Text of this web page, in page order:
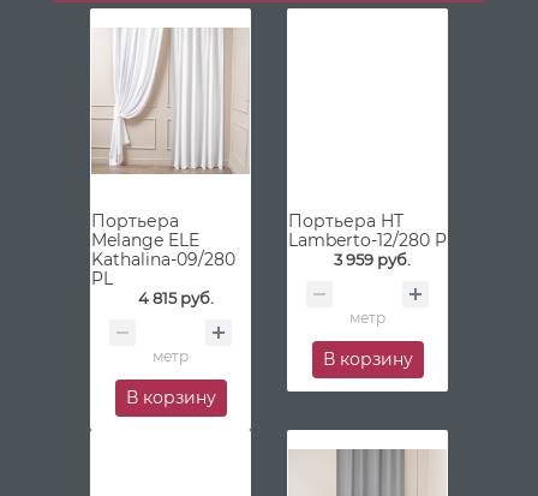
Портьера
Melange ELE
Kathalina-09/280
PL
4 815 руб.
метр
В корзину
Портьера HT
Lamberto-12/280 P
3 959 руб.
метр
В корзину